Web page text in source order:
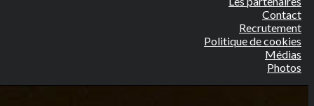
Contact
Recrutement
Politique de cookies
Médias
Photos